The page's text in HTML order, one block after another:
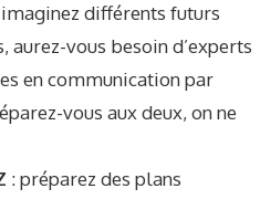
imaginez différents futurs
aurez-vous besoin d’experts
en communication par
vous aux deux, on ne
: préparez des plans